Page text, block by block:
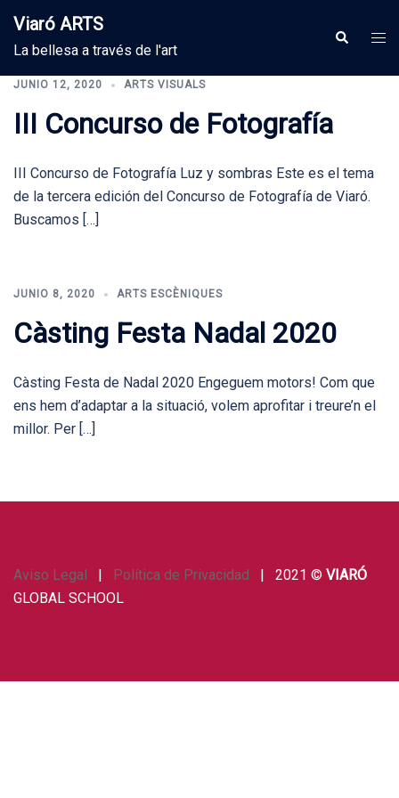
contenido
Viaró ARTS
La bellesa a través de l'art
Buscar
JUNIO 12, 2020 ARTS VISUALS
III Concurso de Fotografía
III Concurso de Fotografía Luz y sombras Este es el tema
de la tercera edición del Concurso de Fotografía de Viaró.
Buscamos […]
JUNIO 8, 2020 ARTS ESCÈNIQUES
Càsting Festa Nadal 2020
Càsting Festa de Nadal 2020 Engeguem motors! Com que
ens hem d’adaptar a la situació, volem aprofitar i treure’n el
millor. Per […]
Aviso Legal | Política de Privacidad | 2021 © VIARÓ
GLOBAL SCHOOL